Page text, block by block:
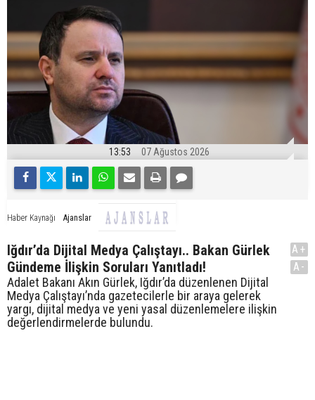
13:53 07 Ağustos 2026
Haber Kaynağı Ajanslar
Iğdır’da Dijital Medya Çalıştayı.. Bakan Gürlek
Gündeme İlişkin Soruları Yanıtladı!
Adalet Bakanı Akın Gürlek, Iğdır’da düzenlenen Dijital
Medya Çalıştayı’nda gazetecilerle bir araya gelerek
yargı, dijital medya ve yeni yasal düzenlemelere ilişkin
değerlendirmelerde bulundu.
A+
A-